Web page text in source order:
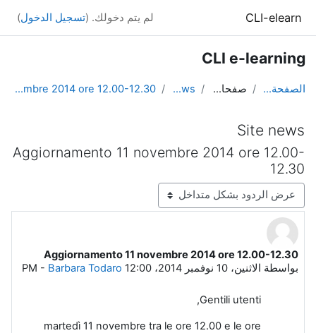
CLI-elearn لم يتم دخولك. (تسجيل الدخول)
CLI e-learning
الصفحة الرئيسية صفحات الموقع Site news
Aggiornamento 11 novembre 2014 ore 12.00-12.30
Site news
Aggiornamento 11 novembre 2014 ore 12.00-
12.30
نمط العرض
Aggiornamento 11 novembre 2014 ore 12.00-12.30
بواسطة الاثنين، 10 نوفمبر 2014، 12:00 PM - Barbara Todaro
عدد الردود: 0
Gentili utenti,
martedì 11 novembre tra le ore 12.00 e le ore